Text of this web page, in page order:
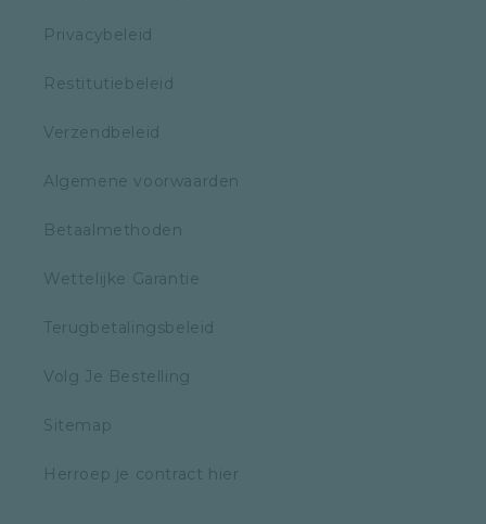
Privacybeleid
Restitutiebeleid
Verzendbeleid
Algemene voorwaarden
Betaalmethoden
Wettelijke Garantie
Terugbetalingsbeleid
Volg Je Bestelling
Sitemap
Herroep je contract hier